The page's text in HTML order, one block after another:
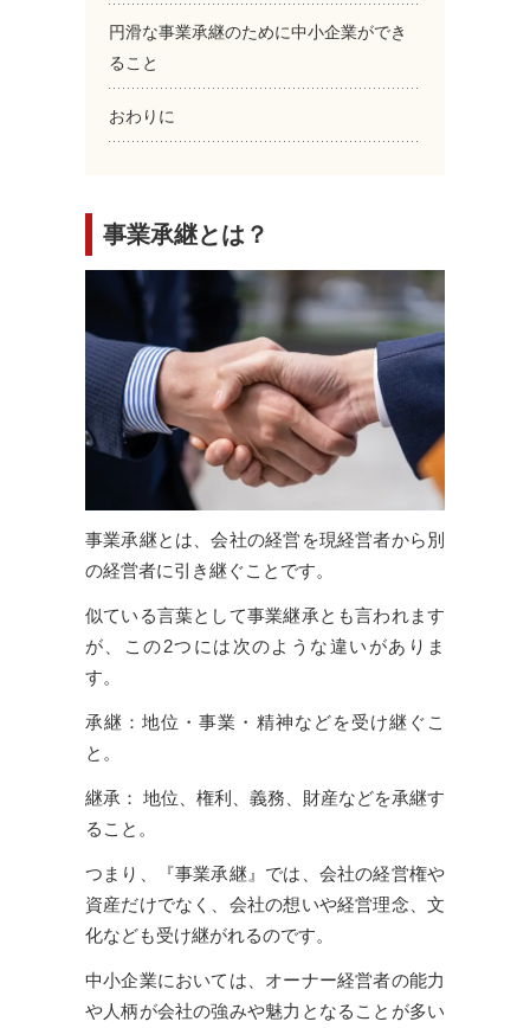
円滑な事業承継のために中小企業ができ
ること
おわりに
事業承継とは？
事業承継とは、会社の経営を現経営者から別
の経営者に引き継ぐことです。
似ている言葉として事業継承とも言われます
が、この2つには次のような違いがありま
す。
承継：地位・事業・精神などを受け継ぐこ
と。
継承： 地位、権利、義務、財産などを承継す
ること。
つまり、『事業承継』では、会社の経営権や
資産だけでなく、会社の想いや経営理念、文
化なども受け継がれるのです。
中小企業においては、オーナー経営者の能力
や人柄が会社の強みや魅力となることが多い